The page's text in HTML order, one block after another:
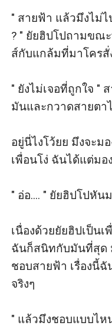
" สายฟ้า แล้วมึงไม่
? " ยัยฮิปโปถามขณ
ส์กับแกล้มที่มาโครสั่
" ยังไม่เจอที่ถูกใจ "
มันและกวาดสายตา
อยู่นี่ไงโว้ยย มึงจะม
เพื่อนโง่ ฉันได้แต่ม
" อ่อ.... " ยัยฮิปโปหั
เนื่องด้วยยัยฮิปเป็น
ฉันก็สนิทกับมันที่สุด
ชอบสายฟ้า เรื่องนี้
จริงๆ
" แล้วมึงชอบแบบไห